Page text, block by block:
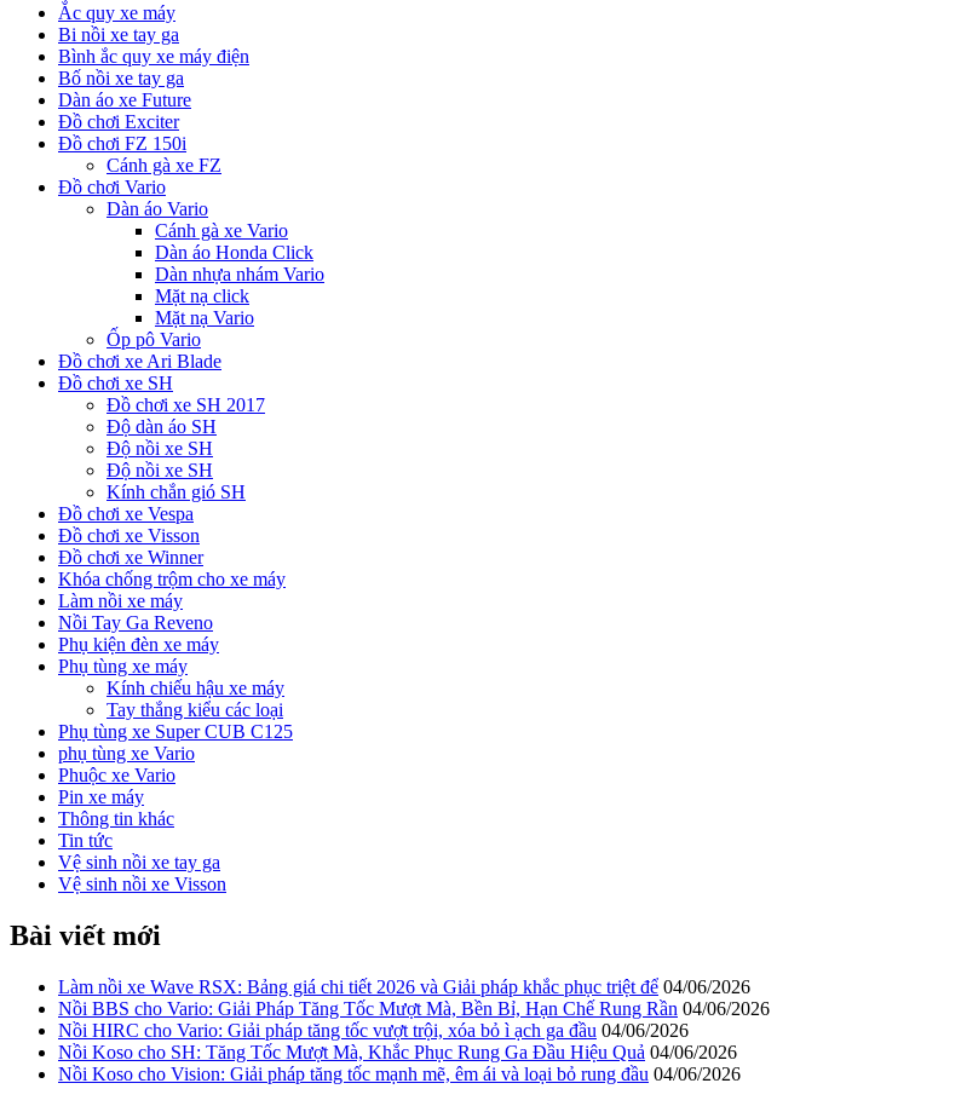
Ắc quy xe máy
Bi nồi xe tay ga
Bình ắc quy xe máy điện
Bố nồi xe tay ga
Dàn áo xe Future
Đồ chơi Exciter
Đồ chơi FZ 150i
Cánh gà xe FZ
Đồ chơi Vario
Dàn áo Vario
Cánh gà xe Vario
Dàn áo Honda Click
Dàn nhựa nhám Vario
Mặt nạ click
Mặt nạ Vario
Ốp pô Vario
Đồ chơi xe Ari Blade
Đồ chơi xe SH
Đồ chơi xe SH 2017
Độ dàn áo SH
Độ nồi xe SH
Độ nồi xe SH
Kính chắn gió SH
Đồ chơi xe Vespa
Đồ chơi xe Visson
Đồ chơi xe Winner
Khóa chống trộm cho xe máy
Làm nồi xe máy
Nồi Tay Ga Reveno
Phụ kiện đèn xe máy
Phụ tùng xe máy
Kính chiếu hậu xe máy
Tay thắng kiểu các loại
Phụ tùng xe Super CUB C125
phụ tùng xe Vario
Phuộc xe Vario
Pin xe máy
Thông tin khác
Tin tức
Vệ sinh nồi xe tay ga
Vệ sinh nồi xe Visson
Bài viết mới
Làm nồi xe Wave RSX: Bảng giá chi tiết 2026 và Giải pháp khắc phục triệt để 04/06/2026
Nồi BBS cho Vario: Giải Pháp Tăng Tốc Mượt Mà, Bền Bỉ, Hạn Chế Rung Rần 04/06/2026
Nồi HIRC cho Vario: Giải pháp tăng tốc vượt trội, xóa bỏ ì ạch ga đầu 04/06/2026
Nồi Koso cho SH: Tăng Tốc Mượt Mà, Khắc Phục Rung Ga Đầu Hiệu Quả 04/06/2026
Nồi Koso cho Vision: Giải pháp tăng tốc mạnh mẽ, êm ái và loại bỏ rung đầu 04/06/2026